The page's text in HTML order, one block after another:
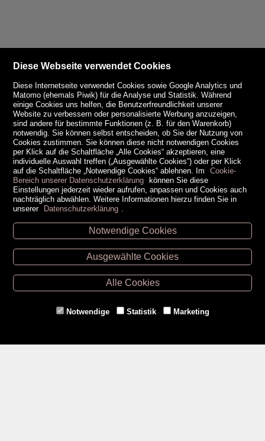
Unsere Öffnungszeiten
Retz -02942/20433
Hollabrunn -02952/30057
Eggenburg -02984/3836
Gmünd -
Diese Webseite verwendet Cookies
Diese Internetseite verwendet Cookies sowie Google Analytics und
Matomo (ehemals Piwik) für die Analyse und Statistik. Während
einige Cookies uns helfen, die Benutzerfreundlichkeit unserer
Website zu verbessern oder personalisierte Werbung anzuzeigen,
sind andere für bestimmte Funktionen (z. B. für den Warenkorb)
notwendig. Sie können selbst entscheiden, ob Sie der Nutzung von
Cookies zustimmen. Sie können diese nicht notwendigen Cookies
per Klick auf die Schaltfläche „Alle Cookies“ akzeptieren, eine
individuelle Auswahl treffen („Ausgewählte Cookies“) oder per Klick
auf die Schaltfläche „Notwendige Cookies“ ablehnen. Im
Cookie-
Bereich unserer Datenschutzerklärung können Sie diese
Einstellungen jederzeit wieder aufrufen, anpassen und Cookies auch
nachträglich abwählen. Weitere Informationen hierzu finden Sie in
unserer Datenschutzerklärung
Notwendige Cookies
Ausgewählte Cookies
Alle Cookies
Notwendige Statistik Marketing